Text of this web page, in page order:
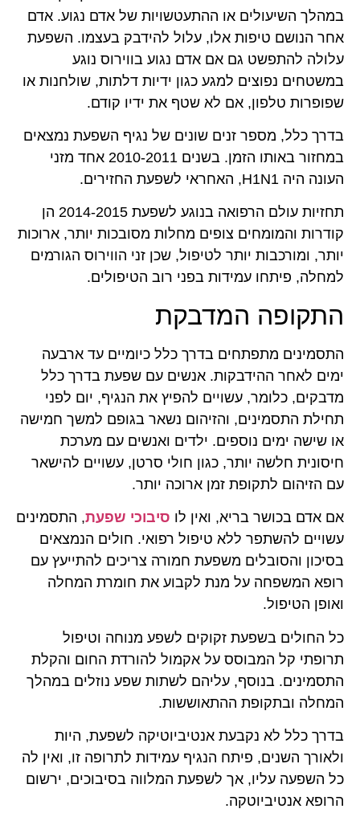
במהלך השיעולים או ההתעטשויות של אדם נגוע. אדם
אחר הנושם טיפות אלו, עלול להידבק בעצמו. השפעת
עלולה להתפשט גם אם אדם נגוע בווירוס נוגע
במשטחים נפוצים למגע כגון ידיות דלתות, שולחנות או
שפופרות טלפון, אם לא שטף את ידיו קודם.
בדרך כלל, מספר זנים שונים של נגיף השפעת נמצאים
במחזור באותו הזמן. בשנים 2010-2011 אחד מזני
העונה היה H1N1, האחראי לשפעת החזירים.
תחזיות עולם הרפואה בנוגע לשפעת 2014-2015 הן
קודרות והמומחים צופים מחלות מסובכות יותר, ארוכות
יותר, ומורכבות יותר לטיפול, שכן זני הווירוס הגורמים
למחלה, פיתחו עמידות בפני רוב הטיפולים.
התקופה המדבקת
התסמינים מתפתחים בדרך כלל כיומיים עד ארבעה
ימים לאחר ההידבקות. אנשים עם שפעת בדרך כלל
מדבקים, כלומר, עשויים להפיץ את הנגיף, יום לפני
תחילת התסמינים, והזיהום נשאר בגופם למשך חמישה
או שישה ימים נוספים. ילדים ואנשים עם מערכת
חיסונית חלשה יותר, כגון חולי סרטן, עשויים להישאר
עם הזיהום לתקופת זמן ארוכה יותר.
אם אדם בכושר בריא, ואין לו סיבוכי שפעת, התסמינים
עשויים להשתפר ללא טיפול רפואי. חולים הנמצאים
בסיכון והסובלים משפעת חמורה צריכים להתייעץ עם
רופא המשפחה על מנת לקבוע את חומרת המחלה
ואופן הטיפול.
כל החולים בשפעת זקוקים לשפע מנוחה וטיפול
תרופתי קל המבוסס על אקמול להורדת החום והקלת
התסמינים. בנוסף, עליהם לשתות שפע נוזלים במהלך
המחלה ובתקופת ההתאוששות.
בדרך כלל לא נקבעת אנטיביוטיקה לשפעת, היות
ולאורך השנים, פיתח הנגיף עמידות לתרופה זו, ואין לה
כל השפעה עליו, אך לשפעת המלווה בסיבוכים, ירשום
הרופא אנטיביוטקה.